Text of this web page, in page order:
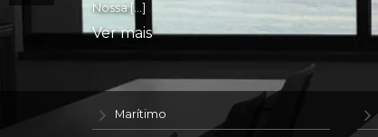
Nossa […]
Ver mais
Marítimo